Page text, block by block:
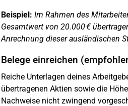
Beispiel: Im Rahmen des
Gesamtwert von 20.000 €
Anrechnung dieser ausländischen
Belege einreichen
Reiche Unterlagen deines
übertragenen Aktien sowie die
Nachweise nicht zwingend